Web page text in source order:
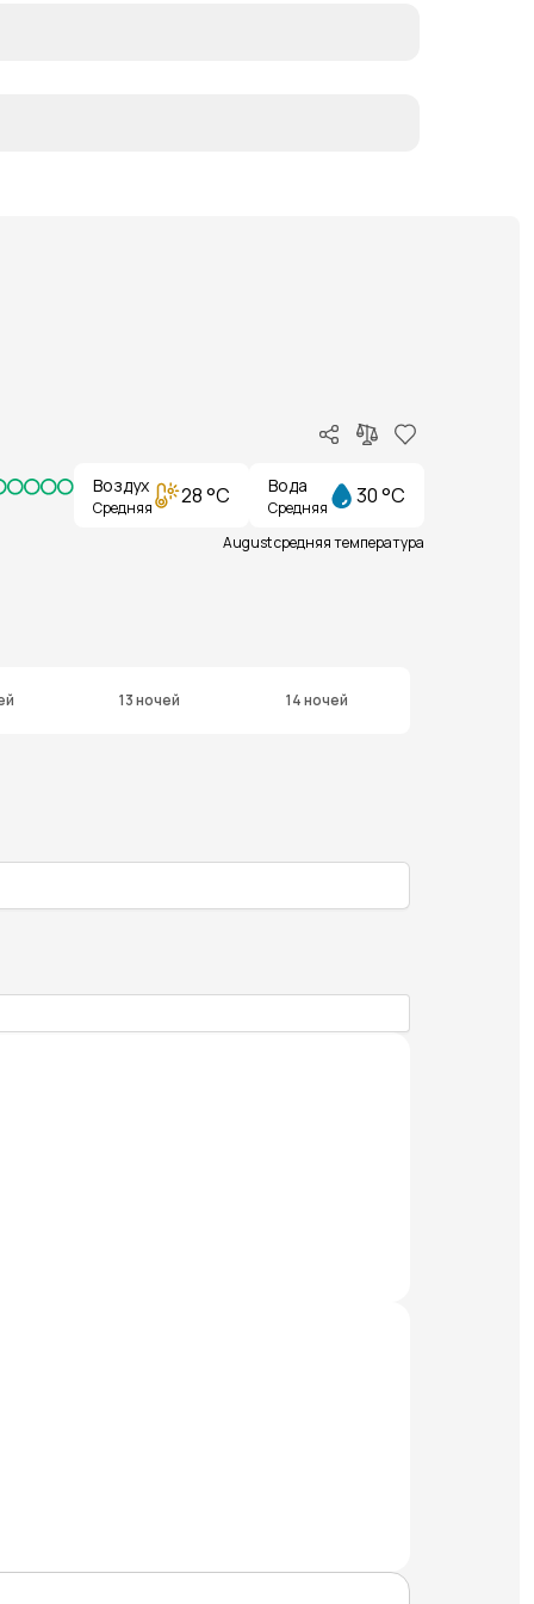
Воздух
Средняя 28 °C Вода
Средняя 30 °C
August средняя температура
13 ночей 14 ночей